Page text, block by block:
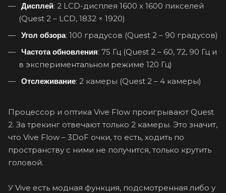
Дисплей: 2 LCD-дисплея 1600 x 1600 пикселей
(Quest 2 – LCD, 1832 × 1920)
Угол обзора: 100 градусов (Quest 2 – 90 градусов)
Частотаобновления: 75 Гц (Quest 2 – 60, 72, 90 Гц и
в экспериментальном режиме 120 Гц)
Отслеживание: 2 камеры (Quest 2 – 4 камеры)
Процессор и оптика Vive Flow проигрывают Quest
2. За трекинг отвечают только 2 камеры. Это значит,
что Vive Flow – 3DoF очки, то есть, ходить по
пространству с ними не получится, только крутить
головой.
У Vive есть модная функция, подсмотренная либо у